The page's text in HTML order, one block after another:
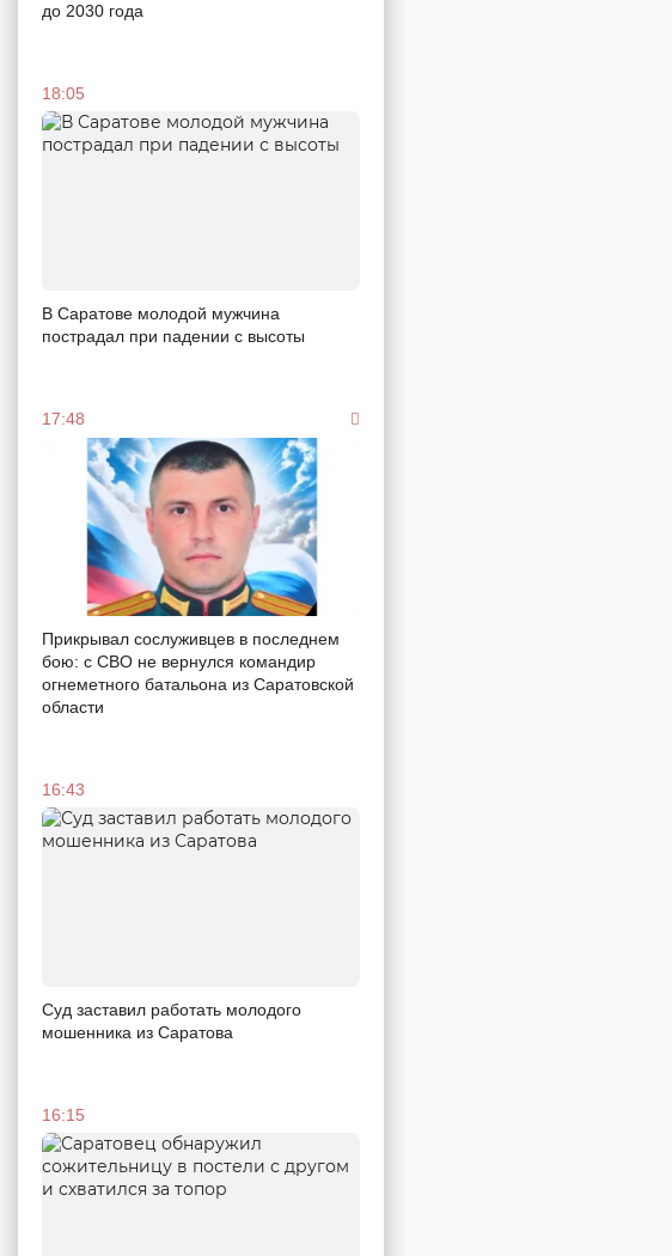
до 2030 года
18:05
В Саратове молодой мужчина
пострадал при падении с высоты
17:48
Прикрывал сослуживцев в последнем
бою: с СВО не вернулся командир
огнеметного батальона из Саратовской
области
16:43
Суд заставил работать молодого
мошенника из Саратова
16:15